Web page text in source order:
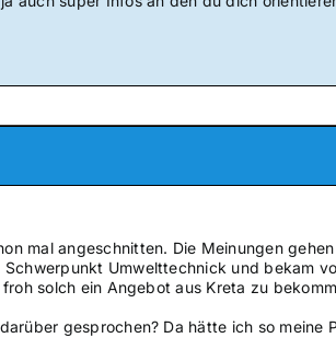
mal angeschnitten. Die Meinungen
Umwelttechnick und bekam
solch ein Angebot aus Kreta zu
gesprochen? Da hätte ich so